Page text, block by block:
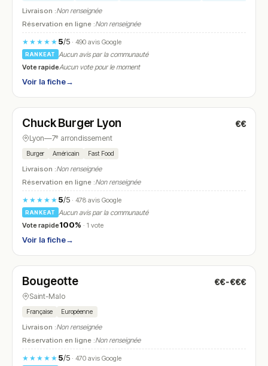
Livraison :Non renseignée
Réservation en ligne :Non renseignée
★★★★★ 5/5· 490 avis Google
RANKEAT
Aucun avis par la communauté
Vote rapideAucun vote pour le moment
Voir la fiche→
N° 24
Chuck Burger Lyon €€
Lyon—7ᵉ arrondissement
Burger Américain Fast Food
Livraison :Non renseignée
Réservation en ligne :Non renseignée
★★★★★ 5/5· 478 avis Google
RANKEAT
Aucun avis par la communauté
Vote rapide100% · 1 vote
Voir la fiche→
N° 25
Bougeotte €€-€€€
Saint-Malo
Française Européenne
Livraison :Non renseignée
Réservation en ligne :Non renseignée
★★★★★ 5/5· 470 avis Google